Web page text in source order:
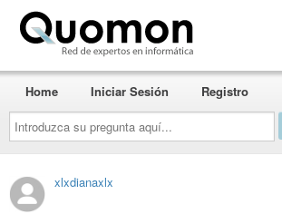
Introduzca
su
pregunta
aquí...
Home Iniciar Sesión Registro
xlxdianaxlx